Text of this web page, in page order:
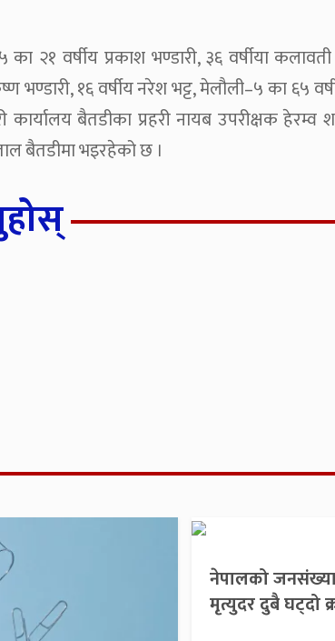
का २१ वर्षीय प्रकाश भण्डारी, ३६ वर्षीया
भण्डारी, १६ वर्षीय नरेश भट्ट, मेलौली–५ का ६५
कार्यालय बैतडीका प्रहरी नायब उपरीक्षक हेरम्व
बैतडीमा भइरहेको छ ।
नेपालको जनसंख्या
मृत्युदर दुबै घट्दो